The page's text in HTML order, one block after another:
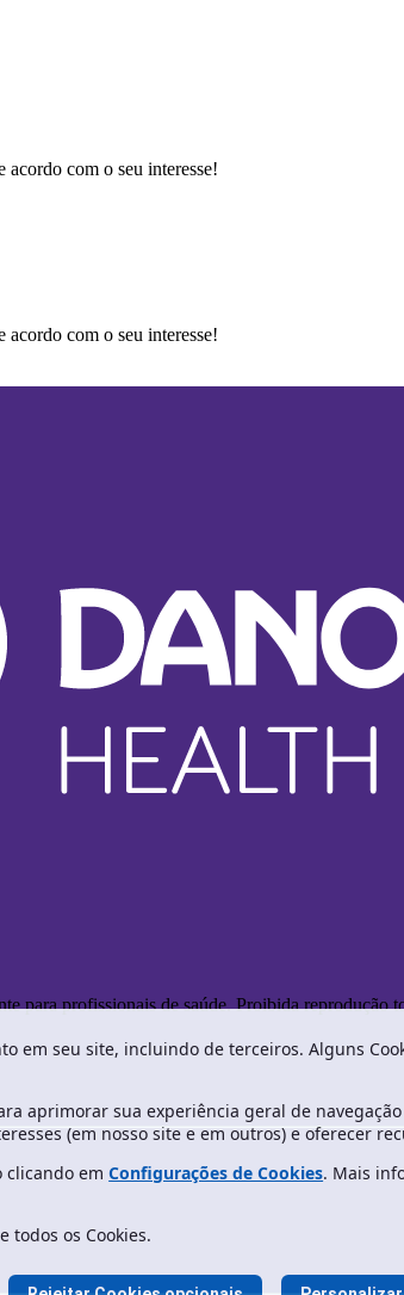
acordo com o seu interesse!
acordo com o seu interesse!
para profissionais de saúde. Proibida reprodução
em seu site, incluindo de terceiros. Alguns
aprimorar sua experiência geral de
(em nosso site e em outros) e oferecer
clicando emConfigurações de Cookies. Mais
todos os Cookies.